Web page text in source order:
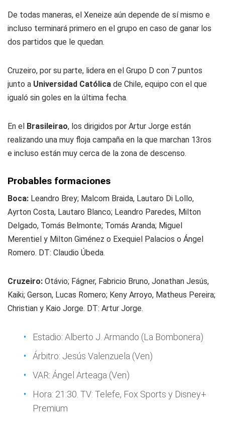
De todas maneras, el Xeneize aún depende de sí mismo e
incluso terminará primero en el grupo en caso de ganar los
dos partidos que le quedan.
Cruzeiro, por su parte, lidera en el Grupo D con 7 puntos
junto a Universidad Católica de Chile, equipo con el que
igualó sin goles en la última fecha.
En el Brasileirao, los dirigidos por Artur Jorge están
realizando una muy floja campaña en la que marchan 13ros
e incluso están muy cerca de la zona de descenso.
Probables formaciones
Boca: Leandro Brey; Malcom Braida, Lautaro Di Lollo,
Ayrton Costa, Lautaro Blanco; Leandro Paredes, Milton
Delgado, Tomás Belmonte; Tomás Aranda; Miguel
Merentiel y Milton Giménez o Exequiel Palacios o Ángel
Romero. DT: Claudio Úbeda.
Cruzeiro: Otávio; Fágner, Fabricio Bruno, Jonathan Jesús,
Kaiki; Gerson, Lucas Romero; Keny Arroyo, Matheus Pereira;
Christian y Kaio Jorge. DT: Artur Jorge.
Estadio: Alberto J. Armando (La Bombonera)
Árbitro: Jesús Valenzuela (Ven)
VAR: Ángel Arteaga (Ven)
Hora: 21:30. TV: Telefe, Fox Sports y Disney+
Premium